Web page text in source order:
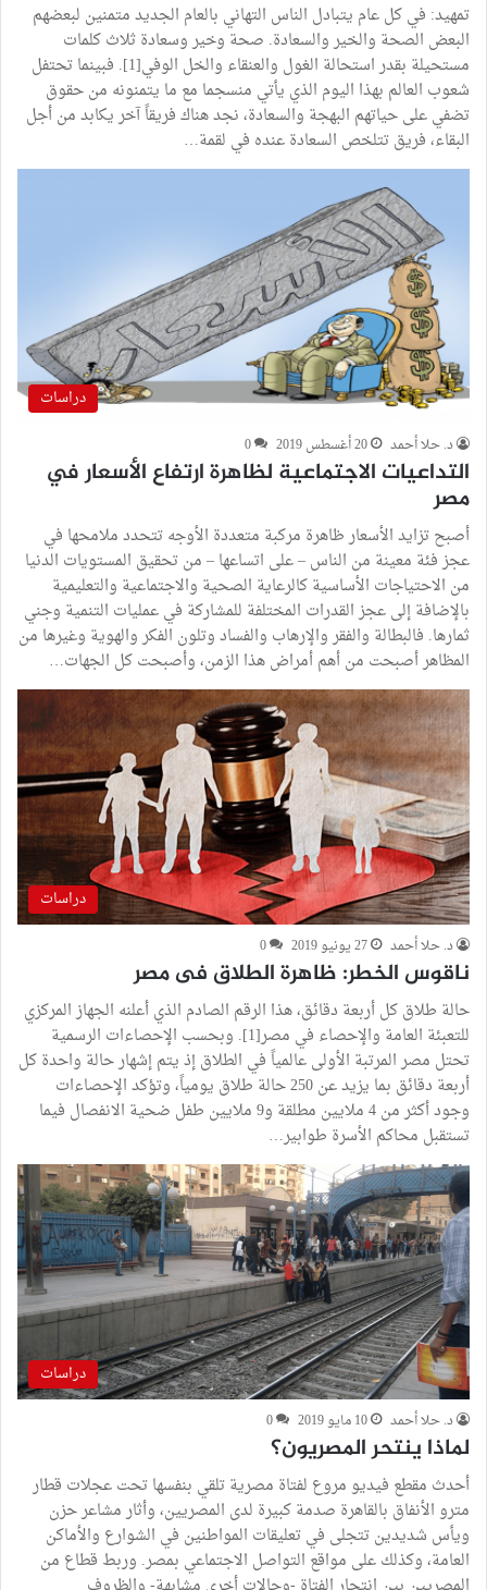
تمهيد: في كل عام يتبادل الناس التهاني بالعام الجديد متمنين لبعضهم
البعض الصحة والخير والسعادة. صحة وخير وسعادة ثلاث كلمات
مستحيلة بقدر استحالة الغول والعنقاء والخل الوفي[1]. فبينما تحتفل
شعوب العالم بهذا اليوم الذي يأتي منسجما مع ما يتمنونه من حقوق
تضفي على حياتهم البهجة والسعادة، نجد هناك فريقاً آخر يكابد من أجل
البقاء، فريق تتلخص السعادة عنده في لقمة…
دراسات
د. حلا أحمد 20 أغسطس 2019 0
التداعيات الاجتماعية لظاهرة ارتفاع الأسعار في
مصر
أصبح تزايد الأسعار ظاهرة مركبة متعددة الأوجه تتحدد ملامحها في
عجز فئة معينة من الناس – على اتساعها – من تحقيق المستويات الدنيا
من الاحتياجات الأساسية كالرعاية الصحية والاجتماعية والتعليمية
بالإضافة إلى عجز القدرات المختلفة للمشاركة في عمليات التنمية وجني
ثمارها. فالبطالة والفقر والإرهاب والفساد وتلون الفكر والهوية وغيرها من
المظاهر أصبحت من أهم أمراض هذا الزمن، وأصبحت كل الجهات…
دراسات
د. حلا أحمد 27 يونيو 2019 0
ناقوس الخطر: ظاهرة الطلاق فى مصر
حالة طلاق كل أربعة دقائق، هذا الرقم الصادم الذي أعلنه الجهاز المركزي
للتعبئة العامة والإحصاء في مصر[1]. وبحسب الإحصاءات الرسمية
تحتل مصر المرتبة الأولى عالمياً في الطلاق إذ يتم إشهار حالة واحدة كل
أربعة دقائق بما يزيد عن 250 حالة طلاق يومياً، وتؤكد الإحصاءات
وجود أكثر من 4 ملايين مطلقة و9 ملايين طفل ضحية الانفصال فيما
تستقبل محاكم الأسرة طوابير…
دراسات
د. حلا أحمد 10 مايو 2019 0
لماذا ينتحر المصريون؟
أحدث مقطع فيديو مروع لفتاة مصرية تلقي بنفسها تحت عجلات قطار
مترو الأنفاق بالقاهرة صدمة كبيرة لدى المصريين، وأثار مشاعر حزن
ويأس شديدين تتجلى في تعليقات المواطنين في الشوارع والأماكن
العامة، وكذلك على مواقع التواصل الاجتماعي بمصر. وربط قطاع من